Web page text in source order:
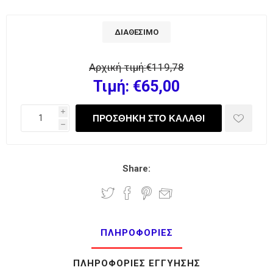
ΔΙΑΘΈΣΙΜΟ
Αρχική τιμή:€119,78
Τιμή: €65,00
i
h
Share:
ΠΛΗΡΟΦΟΡΊΕΣ
ΠΛΗΡΟΦΟΡΊΕΣ ΕΓΓΎΗΣΗΣ